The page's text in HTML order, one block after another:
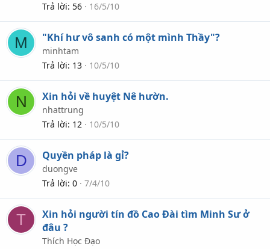
Trả lời 56 16/5/10
M "Khí hư vô sanh có một mình Thầy"?
minhtam
Trả lời 13 10/5/10
N Xin hỏi về huyệt Nê hườn.
nhattrung
Trả lời 12 10/5/10
D Quyền pháp là gỉ?
duongve
Trả lời 0 7/4/10
T
Xin hỏi người tín đồ Cao Đài tìm Minh Sư ở
đâu ?
Thích Học Đạo